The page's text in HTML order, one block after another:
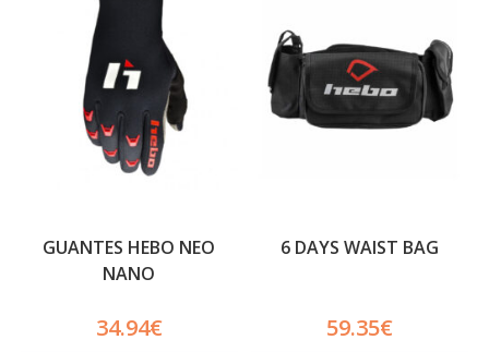
GUANTES HEBO NEO
NANO
34.94€
6 DAYS WAIST BAG
59.35€